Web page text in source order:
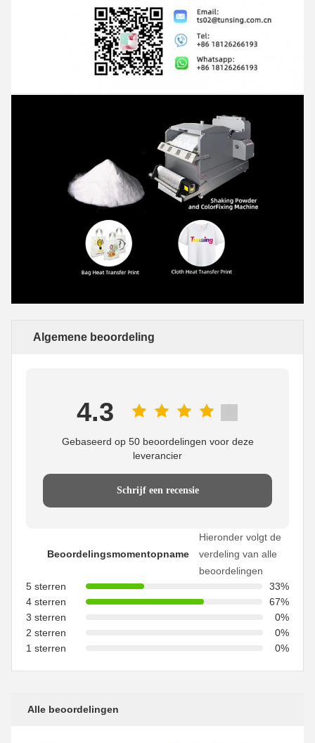
Algemene beoordeling
4.3
Gebaseerd op 50 beoordelingen voor deze
leverancier
Schrijf een recensie
Beoordelingsmomentopname
Hieronder volgt de
verdeling van alle
beoordelingen
5 sterren
33%
4 sterren
67%
3 sterren
0%
2 sterren
0%
1 sterren
0%
Alle beoordelingen